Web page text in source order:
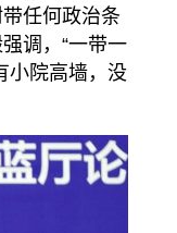
任何政治条
调，“一带一
小院高墙，没